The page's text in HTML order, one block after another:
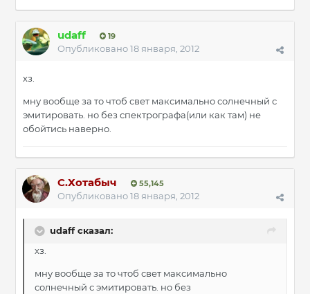
udaff 19
Опубликовано18 января, 2012
хз.
мну вообще за то чтоб свет максимально солнечный с
эмитировать. но без спектрографа(или как там) не
обойтись наверно.
С.Хотабыч 55,145
Опубликовано18 января, 2012
udaff сказал:
хз.
мну вообще за то чтоб свет максимально
солнечный с эмитировать. но без